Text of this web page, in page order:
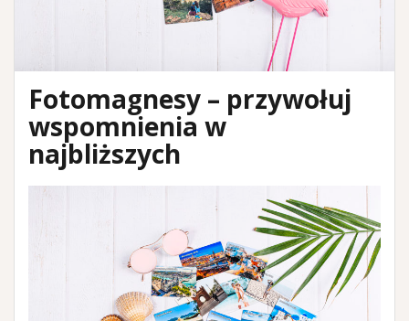
Fotomagnesy – przywołuj
wspomnienia w
najbliższych